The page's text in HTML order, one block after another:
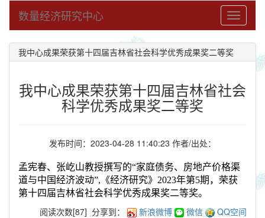
Toggle
数量经济研究中心
我中心成果荣获第十四届吉林省社会科学优秀成果奖二等奖
我中心成果荣获第十四届吉林省社会
科学优秀成果奖二等奖
发布时间：2023-04-28 11:40:23 作者/出处：
孟宪春、张屹山教授撰写的“家庭债务、房地产价格渠
道与中国经济波动”, 《经济研究》2023年第5期，荣获
第十四届吉林省社会科学优秀成果奖二等奖。
阅读次数[87] 分享到： 新浪微博 微信 QQ空间